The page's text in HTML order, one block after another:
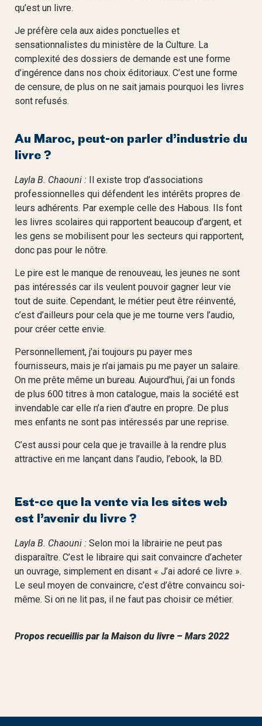
qu’est un livre.
Je préfère cela aux aides ponctuelles et
sensationnalistes du ministère de la Culture. La
complexité des dossiers de demande est une forme
d’ingérence dans nos choix éditoriaux. C’est une forme
de censure, de plus on ne sait jamais pourquoi les livres
sont refusés.
Au Maroc, peut-on parler d’industrie du
livre ?
Layla B. Chaouni : Il existe trop d’associations
professionnelles qui défendent les intérêts propres de
leurs adhérents. Par exemple celle des Habous. Ils font
les livres scolaires qui rapportent beaucoup d’argent, et
les gens se mobilisent pour les secteurs qui rapportent,
donc pas pour le nôtre.
Le pire est le manque de renouveau, les jeunes ne sont
pas intéressés car ils veulent pouvoir gagner leur vie
tout de suite. Cependant, le métier peut être réinventé,
c’est d’ailleurs pour cela que je me tourne vers l’audio,
pour créer cette envie.
Personnellement, j’ai toujours pu payer mes
fournisseurs, mais je n’ai jamais pu me payer un salaire.
On me prête même un bureau. Aujourd’hui, j’ai un fonds
de plus 600 titres à mon catalogue, mais la société est
invendable car elle n’a rien d’autre en propre. De plus
mes enfants ne sont pas intéressés par une reprise.
C’est aussi pour cela que je travaille à la rendre plus
attractive en me lançant dans l’audio, l’ebook, la BD.
Est-ce que la vente via les sites web
est l’avenir du livre ?
Layla B. Chaouni : Selon moi la librairie ne peut pas
disparaître. C’est le libraire qui sait convaincre d’acheter
un ouvrage, simplement en disant « J’ai adoré ce livre ».
Le seul moyen de convaincre, c’est d’être convaincu soi-
même. Si on ne lit pas, il ne faut pas choisir ce métier.
Propos recueillis par la Maison du livre – Mars 2022